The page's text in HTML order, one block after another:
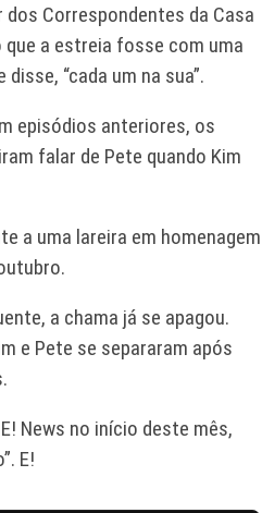
Correspondentes da Casa
a estreia fosse com uma
“cada um na sua”.
episódios anteriores, os
falar de Pete quando Kim
a uma lareira em homenagem
a chama já se apagou.
e Pete se separaram após
News no início deste mês,
E!